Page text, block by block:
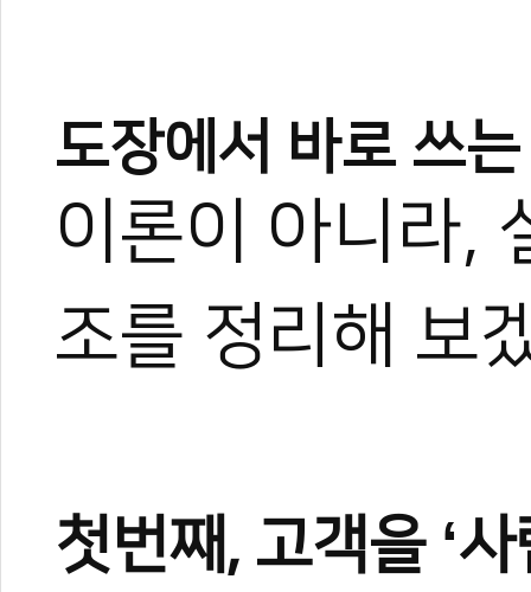
도장에서 바로 쓰
이론이 아니라,
조를 정리해 보
첫번째, 고객을 ‘